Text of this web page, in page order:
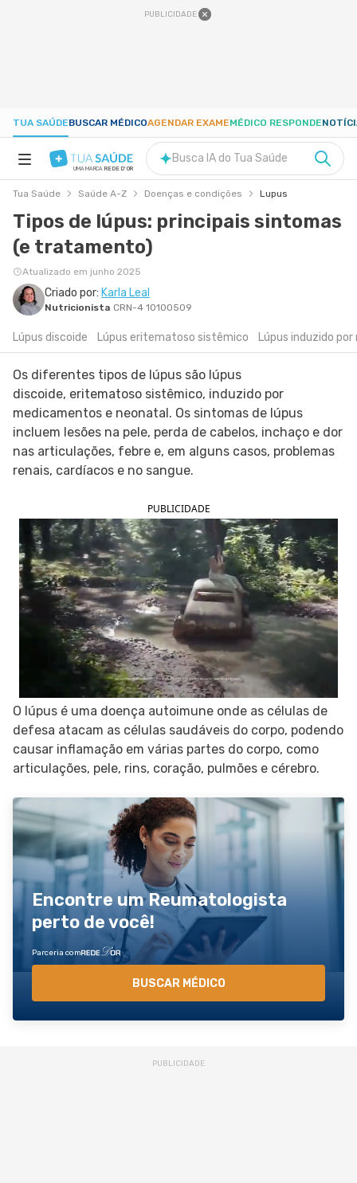
PUBLICIDADE
TUA SAÚDEBUSCAR MÉDICOAGENDAR EXAMEMÉDICO RESPONDE
NUTRIÇÃO
GRAVIDEZ
BEM-ESTAR
SIGA O TUA SAÚDE NAS REDES SOCIAIS
UMA MARCA REDE D'OR
Busca IA do Tua Saúde
Tua Saúde Saúde A-Z Doenças e condições Lupus
Tipos de lúpus: principais sintomas
(e tratamento)
Atualizado em junho 2025
Criado por: Karla Leal
Nutricionista CRN-4 10100509
Lúpus discoide Lúpus eritematoso sistêmico Lúpus induzido
Os diferentes tipos de lúpus são lúpus
discoide, eritematoso sistêmico, induzido por
medicamentos e neonatal. Os sintomas de lúpus
incluem lesões na pele, perda de cabelos, inchaço e dor
nas articulações, febre e, em alguns casos, problemas
renais, cardíacos e no sangue.
PUBLICIDADE
O lúpus é uma doença autoimune onde as células de
defesa atacam as células saudáveis do corpo, podendo
causar inflamação em várias partes do corpo, como
articulações, pele, rins, coração, pulmões e cérebro.
Encontre um Reumatologista
perto de você!
Parceria com
BUSCAR MÉDICO